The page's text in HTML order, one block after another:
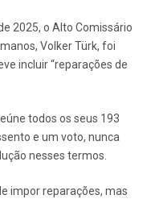
2025, o Alto Comissário
Volker Türk, foi
incluir “reparações de
todos os seus 193
e um voto, nunca
nesses termos.
impor reparações, mas